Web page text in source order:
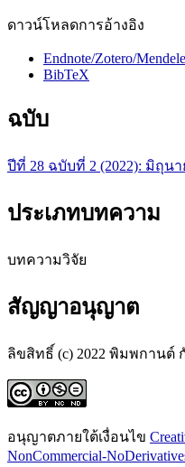
ดาวน์โหลดการอ้างอิง
Endnote/Zotero/
BibTeX
ฉบับ
ปีที่ 28 ฉบับที่ 2 (2022): มิถุน
ประเภทบทความ
บทความวิจัย
สัญญาอนุญาต
ลิขสิทธิ์ (c) 2022 พิมพกาน
อนุญาตภายใต้เงื่อนไข
NonCommercial-